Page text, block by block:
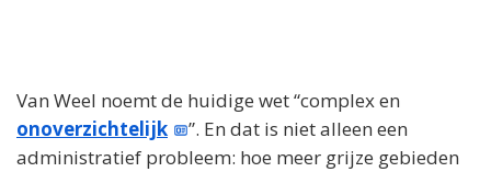
Van Weel noemt de huidige wet “complex en
onoverzichtelijk
”. En dat is niet alleen een
administratief probleem: hoe meer grijze gebieden